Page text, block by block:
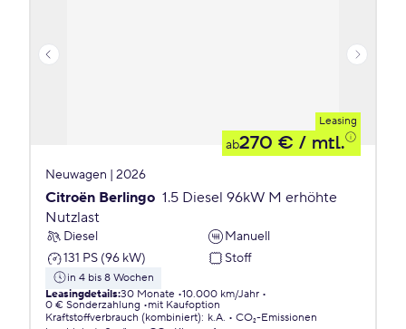
Leasing
ab270 € / mtl.
Neuwagen | 2026
Citroën Berlingo 1.5 Diesel 96kW M erhöhte
Nutzlast
Diesel
Manuell
131 PS (96 kW)
Stoff
in 4 bis 8 Wochen
Leasingdetails:30 Monate 10.000 km/Jahr
0 € Sonderzahlung
mit Kaufoption
Kraftstoffverbrauch (kombiniert): k.A.
CO₂-Emissionen